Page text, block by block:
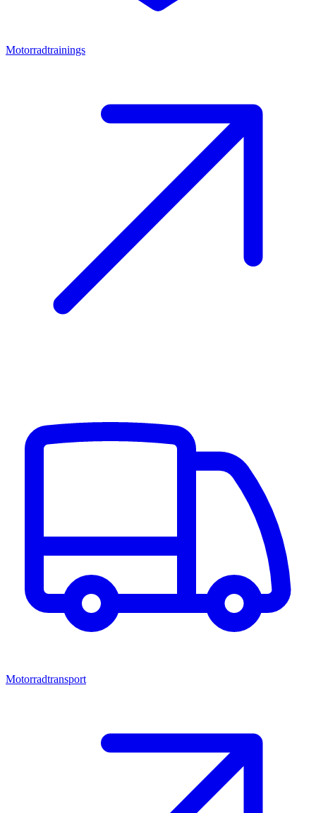
Motorradtrainings
Motorradtransport